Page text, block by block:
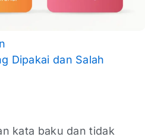
Dipakai dan Salah
kata baku dan tidak